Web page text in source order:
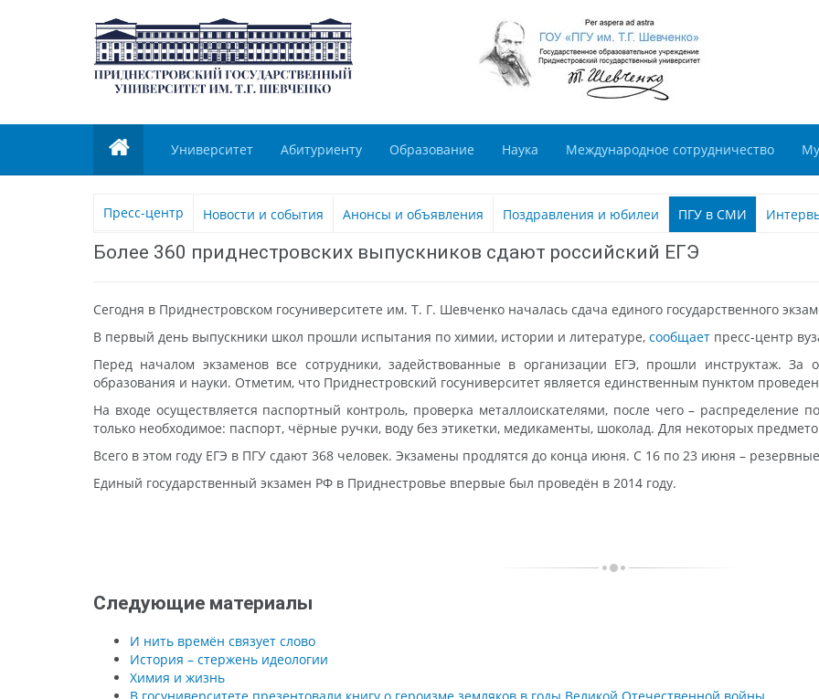
Университет Абитуриенту Образование Наука Международное сотрудничество
Пресс-центр Новости и события Анонсы и объявления Поздравления и юбилеи ПГУ в СМИ
Более 360 приднестровских выпускников сдают российский ЕГЭ
Сегодня в Приднестровском госуниверситете им. Т. Г. Шевченко началась сдача единого государственного
В первый день выпускники школ прошли испытания по химии, истории и литературе, сообщает пресс-центр
Перед началом экзаменов все сотрудники, задействованные в организации ЕГЭ, прошли инструктаж. За
образования и науки. Отметим, что Приднестровский госуниверситет является единственным пунктом
На входе осуществляется паспортный контроль, проверка металлоискателями, после чего – распределение
только необходимое: паспорт, чёрные ручки, воду без этикетки, медикаменты, шоколад. Для некоторых
Всего в этом году ЕГЭ в ПГУ сдают 368 человек. Экзамены продлятся до конца июня. С 16 по 23 июня –
Единый государственный экзамен РФ в Приднестровье впервые был проведён в 2014 году.
Следующие материалы
И нить времён связует слово
История – стержень идеологии
Химия и жизнь